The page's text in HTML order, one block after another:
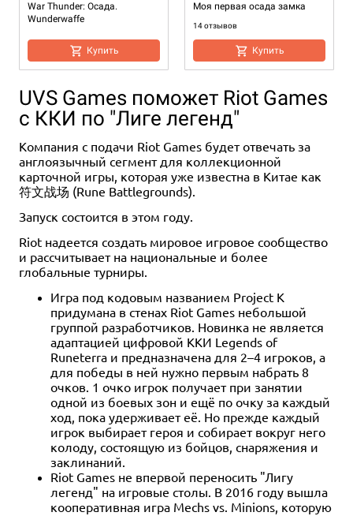
War Thunder: Осада.
Wunderwaffe
Купить
Моя первая осада замка
14 отзывов
Купить
UVS Games поможет Riot Games
с ККИ по "Лиге легенд"
Компания с подачи Riot Games будет отвечать за
англоязычный сегмент для коллекционной
карточной игры, которая уже известна в Китае как
符文战场 (Rune Battlegrounds).
Запуск состоится в этом году.
Riot надеется создать мировое игровое сообщество
и рассчитывает на национальные и более
глобальные турниры.
Игра под кодовым названием Project K
придумана в стенах Riot Games небольшой
группой разработчиков. Новинка не является
адаптацией цифровой ККИ Legends of
Runeterra и предназначена для 2–4 игроков, а
для победы в ней нужно первым набрать 8
очков. 1 очко игрок получает при занятии
одной из боевых зон и ещё по очку за каждый
ход, пока удерживает её. Но прежде каждый
игрок выбирает героя и собирает вокруг него
колоду, состоящую из бойцов, снаряжения и
заклинаний.
Riot Games не впервой переносить "Лигу
легенд" на игровые столы. В 2016 году вышла
кооперативная игра Mechs vs. Minions, которую